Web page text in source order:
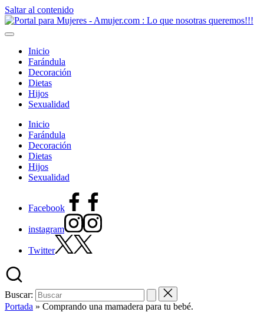
Saltar al contenido
Inicio
Farándula
Decoración
Dietas
Hijos
Sexualidad
Inicio
Farándula
Decoración
Dietas
Hijos
Sexualidad
Facebook
instagram
Twitter
Buscar:
Portada » Comprando una mamadera para tu bebé.